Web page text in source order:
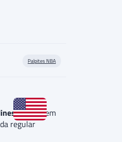
Palpites NBA
Center, em
regular